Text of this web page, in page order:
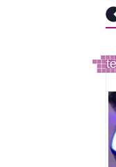
[TEST] God